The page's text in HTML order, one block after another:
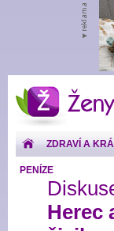
ZDRAVÍ A
PENÍZE
Herec